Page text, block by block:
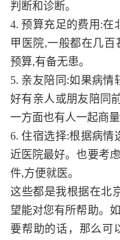
判断和诊断。
4. 预算充足的费用:在
甲医院,一般都在几
预算,有备无患。
5. 亲友陪同:如果病情
好有亲人或朋友陪同
一方面也有人一起商
6. 住宿选择:根据病情
近医院最好。也要考
件,方便就医。
这些都是我根据在北
望能对您有所帮助。
要帮助的话，那么可